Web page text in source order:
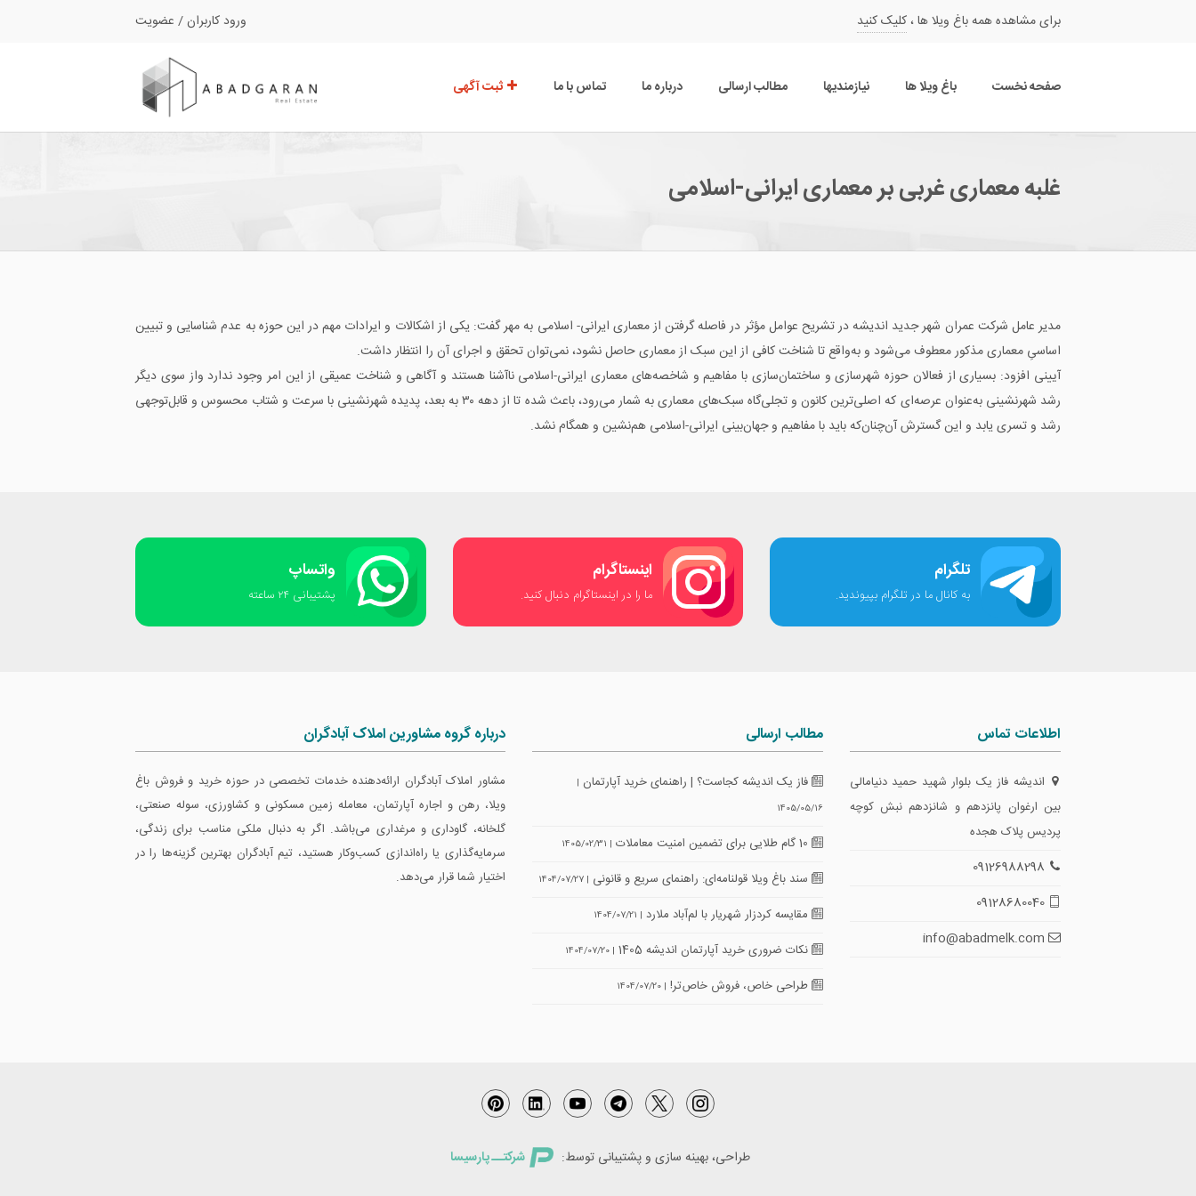
برای مشاهده همه باغ ویلا ها ،کلیک کنید ورود کاربران/ عضویت
صفحه نخست باغ ویلا ها نیازمندیها مطالب ارسالی درباره ما تماس با ما ثبت آگهی
غلبه معماری غربی بر معماری ایرانی-اسلامی
مدیر عامل شرکت عمران شهر جدید اندیشه در تشریح عوامل مؤثر در فاصله گرفتن از معماری ایرانی- اسلامی به مهر گفت: یکی از اشکالات و ایرادات مهم در این حوزه به عدم شناسایی و تبیین
اساسیِ معماری مذکور معطوف می‌شود و به‌واقع تا شناخت کافی از این سبک از معماری حاصل نشود، نمی‌توان تحقق و اجرای آن را انتظار داشت.
آیینی افزود: بسیاری از فعالان حوزه شهرسازی و ساختمان‌سازی با مفاهیم و شاخصه‌های معماری ایرانی-اسلامی ناآشنا هستند و آگاهی و شناخت عمیقی از این امر وجود ندارد واز سوی دیگر
رشد شهرنشینی به‌عنوان عرصه‌ای که اصلی‌ترین کانون و تجلی‌گاه سبک‌های معماری به شمار می‌رود، باعث شده تا از دهه ۳۰ به بعد، پدیده شهرنشینی با سرعت و شتاب محسوس و قابل‌توجهی
رشد و تسری یابد و این گسترش آن‌چنان‌که باید با مفاهیم و جهان‌بینی ایرانی-اسلامی هم‌نشین و همگام نشد.
تلگرام
به کانال ما در تلگرام بپیوندید.
اینستاگرام
ما را در اینستاگرام دنبال کنید.
واتساپ
پشتیبانی ٢۴ ساعته
اطلاعات تماس
اندیشه فاز یک بلوار شهید حمید دنیامالی
بین ارغوان پانزدهم و شانزدهم نبش کوچه
پردیس پلاک هجده
مطالب ارسالی
فاز یک اندیشه کجاست؟ | راهنمای خرید آپارتمان |
1405/05/16
| 1405/02/31
سند باغ ویلا قولنامه‌ای: راهنمای سریع و قانونی | 1404/07/27
مقایسه کردزار شهریار با لم‌آباد ملارد | 1404/07/21
نکات ضروری خرید آپارتمان اندیشه 1405 | 1404/07/20
طراحی خاص، فروش خاص‌تر! | 1404/07/20
درباره گروه مشاورین املاک آبادگران
مشاور املاک آبادگران ارائه‌دهنده خدمات تخصصی در حوزه خرید و فروش باغ
ویلا، رهن و اجاره آپارتمان، معامله زمین مسکونی و کشاورزی، سوله صنعتی،
گلخانه، گاوداری و مرغداری می‌باشد. اگر به دنبال ملکی مناسب برای زندگی،
سرمایه‌گذاری یا راه‌اندازی کسب‌وکار هستید، تیم آبادگران بهترین گزینه‌ها را در
اختیار شما قرار می‌دهد.
طراحی، بهینه سازی و پشتیبانی توسط: شرکتــ پارسیسا